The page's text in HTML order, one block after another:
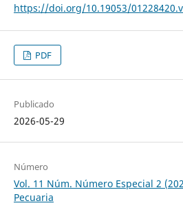
https://doi.org/10.19053/
PDF
Publicado
2026-05-29
Número
Vol. 11 Núm. Número Especial 2
Pecuaria